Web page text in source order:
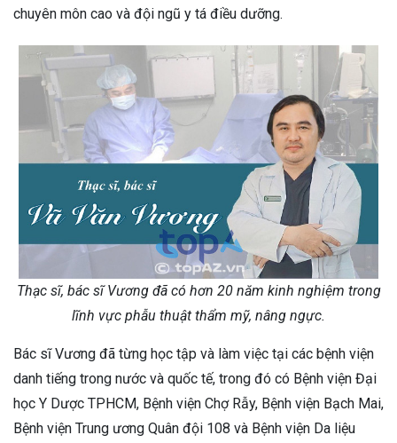
chuyên môn cao và đội ngũ y tá điều dưỡng.
Thạc sĩ, bác sĩ Vương đã có hơn 20 năm kinh nghiệm trong
lĩnh vực phẫu thuật thẩm mỹ, nâng ngực.
Bác sĩ Vương đã từng học tập và làm việc tại các bệnh viện
danh tiếng trong nước và quốc tế, trong đó có Bệnh viện Đại
học Y Dược TPHCM, Bệnh viện Chợ Rẫy, Bệnh viện Bạch Mai,
Bệnh viện Trung ương Quân đội 108 và Bệnh viện Da liệu